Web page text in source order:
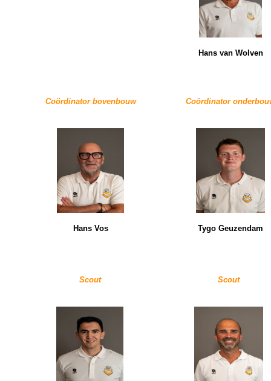
Hans van Wolven
Coördinator bovenbouw
Hans Vos
Coördinator
Tygo Geuzendam
Scout Scout